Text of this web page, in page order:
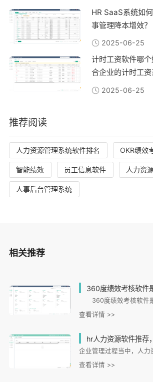
HR SaaS系统如
事管理降本增效？
2025-06-25
计时工资软件哪
合企业的计时工资
2025-06-25
推荐阅读
人力资源管理系统软件排名 OKR绩效
智能绩效 员工信息软件 人力资
人事后台管理系统
相关推荐
360度绩效考核软件
查看详情 >>
hr人力资源软件推荐，i人
查看详情 >>